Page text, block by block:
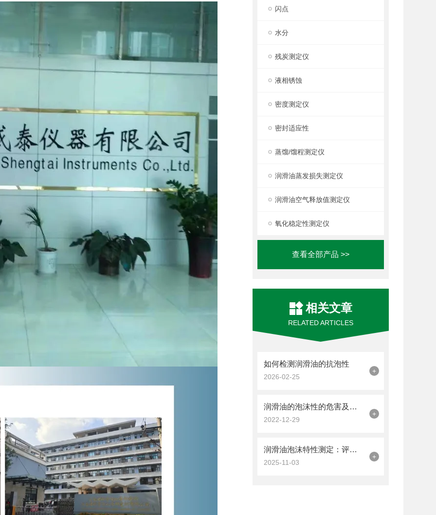
闪点
水分
残炭测定仪
液相锈蚀
密度测定仪
密封适应性
蒸馏/馏程测定仪
润滑油蒸发损失测定仪
润滑油空气释放值测定仪
氧化稳定性测定仪
查看全部产品 >>
相关文章
RELATED ARTICLES
如何检测润滑油的抗泡性
2026-02-25
+
润滑油的泡沫性的危害及检测方法
2022-12-29
+
润滑油泡沫特性测定：评估抗泡性能的关键方法。
2025-11-03
+